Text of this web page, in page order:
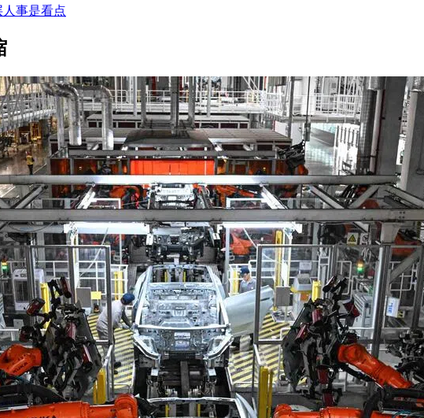
人事是看点